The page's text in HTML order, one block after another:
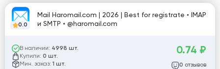
0.0
Mail Haromail.com | 2026 | Best for registrate • IMAP
и SMTP • @haromail.com
В наличии: 4998 шт.
Купили: 0 шт.
Мин. заказ: 1 шт.
0.74 ₽
0 отзывов